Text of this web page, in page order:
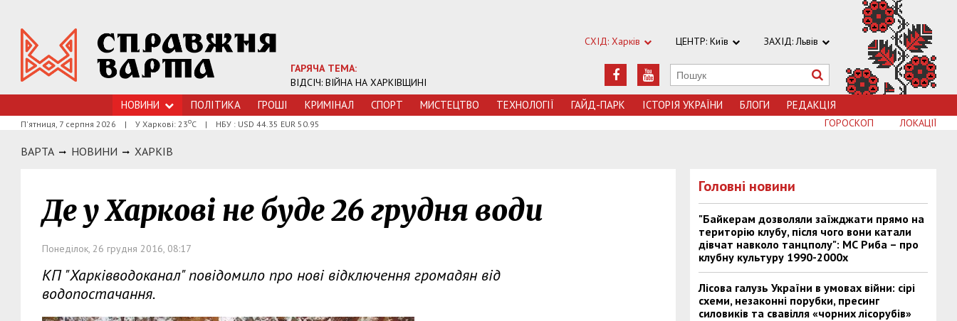
ГАРЯЧА ТЕМА:
ВІДСІЧ: ВІЙНА НА ХАРКІВЩИНІ
СХІД: Харків ЦЕНТР: Київ ЗАХІД: Львів
НОВИНИ ПОЛІТИКА ГРОШI КРИМIНАЛ СПОРТ МИСТЕЦТВО ТЕХНОЛОГIЇ ГАЙД-ПАРК ІСТОРІЯ УКРАЇНИ БЛОГИ РЕДАКЦІЯ
П'ятниця, 7 серпня 2026 | У Харкові: 23оС | НБУ : USD 44.35 EUR 50.95 ЛОКАЦІЇ
ГОРОСКОП
ВАРТА НОВИНИ ХАРКIВ
Де у Харкові не буде 26 грудня води
Понеділок, 26 грудня 2016, 08:17
КП "Харківводоканал" повідомило про нові відключення громадян від
водопостачання.
Головні новини
"Байкерам дозволяли заїжджати прямо на
територію клубу, після чого вони катали
дівчат навколо танцполу": МС Риба – про
клубну культуру 1990-2000х
Лісова галузь України в умовах війни: сірі
схеми, незаконні порубки, пресинг
силовиків та свавілля «чорних лісорубів»